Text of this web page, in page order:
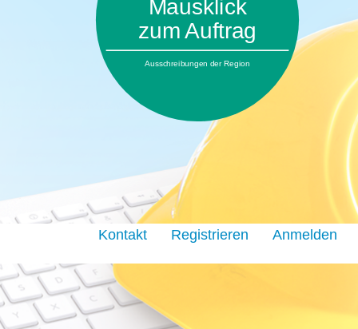
Mausklick
zum Auftrag
Ausschreibungen der Region
Kontakt Registrieren Anmelden